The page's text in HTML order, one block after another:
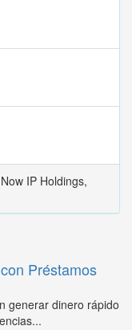
IP Holdings,
Préstamos
generar dinero rápido